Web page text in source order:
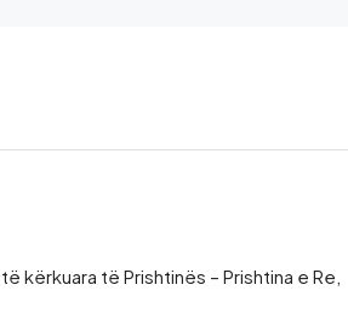
të Prishtinës – Prishtina e Re,